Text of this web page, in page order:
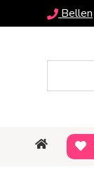
Bellen